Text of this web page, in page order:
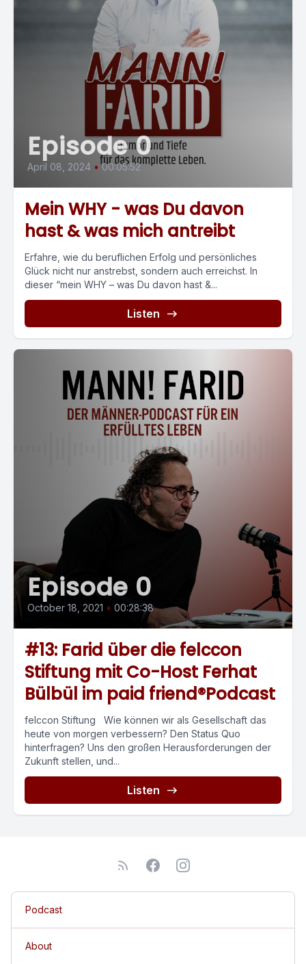
Episode 0
April 08, 2024 • 00:05:52
Mein WHY - was Du davon
hast & was mich antreibt
Erfahre, wie du beruflichen Erfolg und persönliches
Glück nicht nur anstrebst, sondern auch erreichst. In
dieser “mein WHY – was Du davon hast &...
Listen
Episode 0
October 18, 2021 • 00:28:38
#13: Farid über die felccon
Stiftung mit Co-Host Ferhat
Bülbül im paid friend®Podcast
felccon Stiftung Wie können wir als Gesellschaft das
heute von morgen verbessern? Den Status Quo
hinterfragen? Uns den großen Herausforderungen der
Zukunft stellen, und...
Listen
Podcast
About